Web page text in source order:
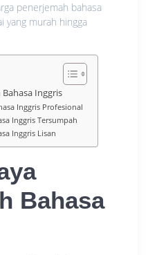
penerjemah bahasa
yang murah hingga
Inggris
Inggris Profesional
Inggris Tersumpah
Inggris Lisan
Bahasa